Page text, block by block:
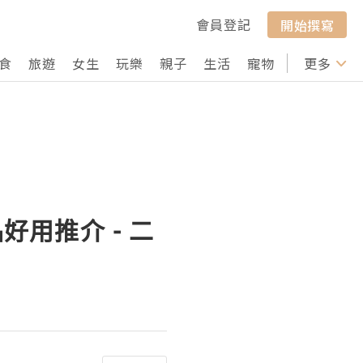
會員登記
開始撰寫
旅遊 女生 玩樂 親子 生活 寵物 行山 打卡
更多
用推介 - 二